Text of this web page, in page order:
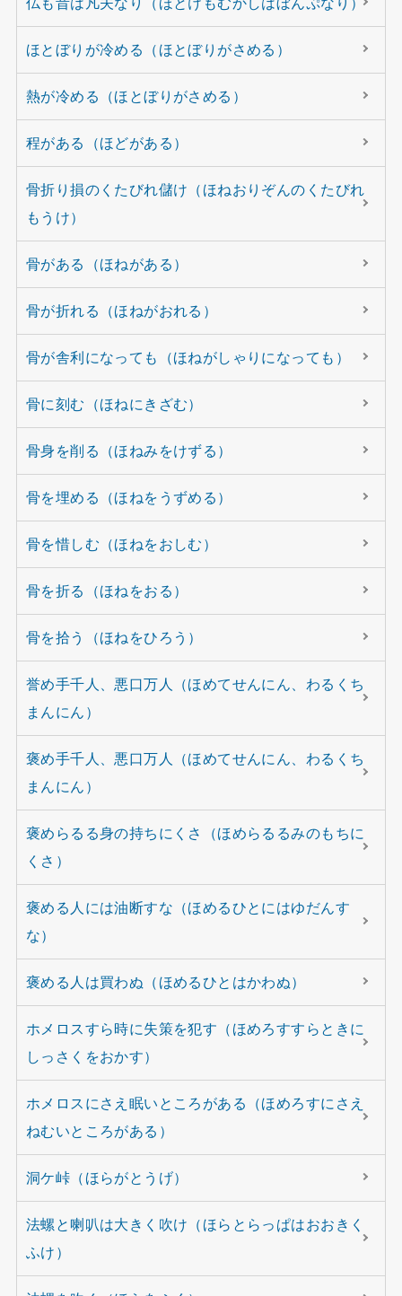
ほとぼりが冷める（ほとぼりがさめる）
熱が冷める（ほとぼりがさめる）
程がある（ほどがある）
骨折り損のくたびれ儲け（ほねおりぞんのくたびれ
もうけ）
骨がある（ほねがある）
骨が折れる（ほねがおれる）
骨が舎利になっても（ほねがしゃりになっても）
骨に刻む（ほねにきざむ）
骨身を削る（ほねみをけずる）
骨を埋める（ほねをうずめる）
骨を惜しむ（ほねをおしむ）
骨を折る（ほねをおる）
骨を拾う（ほねをひろう）
誉め手千人、悪口万人（ほめてせんにん、わるくち
まんにん）
褒め手千人、悪口万人（ほめてせんにん、わるくち
まんにん）
褒めらるる身の持ちにくさ（ほめらるるみのもちに
くさ）
褒める人には油断すな（ほめるひとにはゆだんす
な）
褒める人は買わぬ（ほめるひとはかわぬ）
ホメロスすら時に失策を犯す（ほめろすすらときに
しっさくをおかす）
ホメロスにさえ眠いところがある（ほめろすにさえ
ねむいところがある）
洞ケ峠（ほらがとうげ）
法螺と喇叭は大きく吹け（ほらとらっぱはおおきく
ふけ）